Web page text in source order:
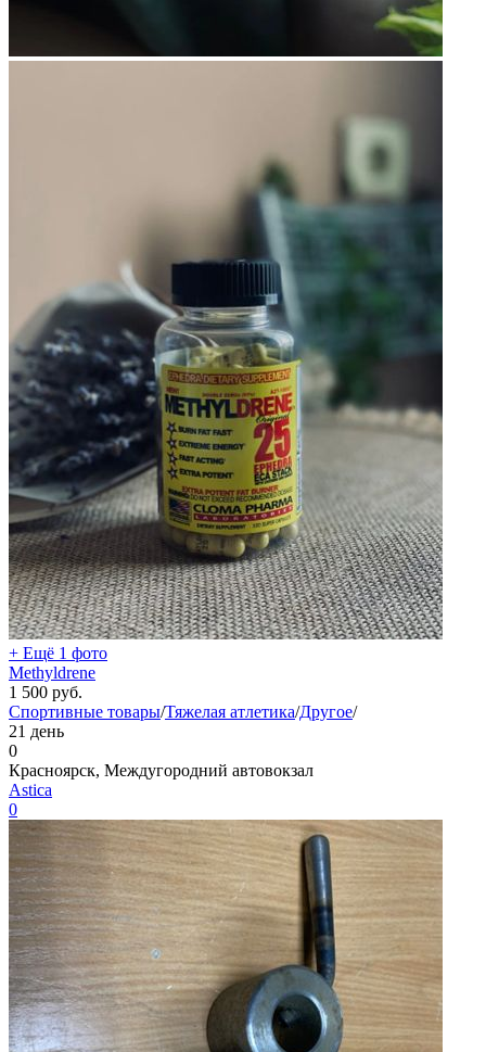
+ Ещё 1 фото
Methyldrene
1 500 руб.
Спортивные товары/Тяжелая атлетика/Другое/
21 день
0
Красноярск, Междугородний автовокзал
Astica
0